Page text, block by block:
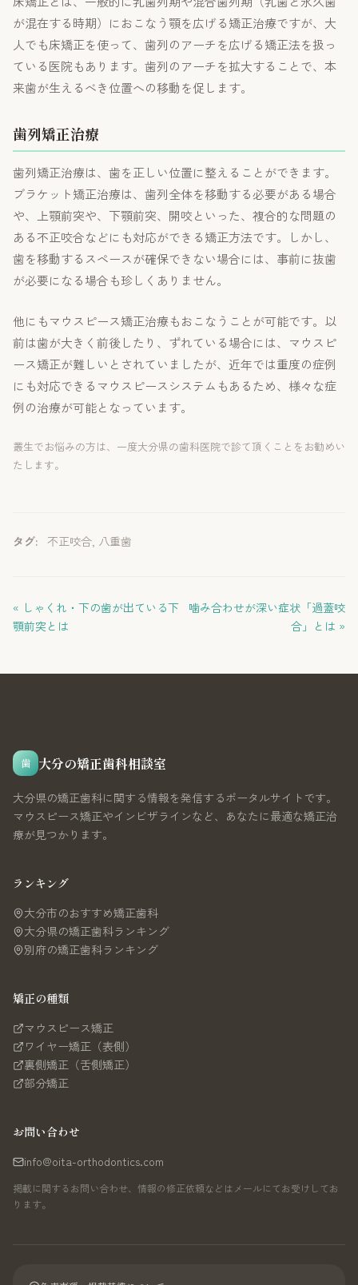
が混在する時期）におこなう顎を広げる矯正治療ですが、大
人でも床矯正を使って、歯列のアーチを広げる矯正法を扱っ
ている医院もあります。歯列のアーチを拡大することで、本
来歯が生えるべき位置への移動を促します。
歯列矯正治療
歯列矯正治療は、歯を正しい位置に整えることができます。
ブラケット矯正治療は、歯列全体を移動する必要がある場合
や、上顎前突や、下顎前突、開咬といった、複合的な問題の
ある不正咬合などにも対応ができる矯正方法です。しかし、
歯を移動するスペースが確保できない場合には、事前に抜歯
が必要になる場合も珍しくありません。
他にもマウスピース矯正治療もおこなうことが可能です。以
前は歯が大きく前後したり、ずれている場合には、マウスピ
ース矯正が難しいとされていましたが、近年では重度の症例
にも対応できるマウスピースシステムもあるため、様々な症
例の治療が可能となっています。
叢生でお悩みの方は、一度大分県の歯科医院で診て頂くことをお勧めい
たします。
タグ: 不正咬合, 八重歯
« しゃくれ・下の歯が出ている下
顎前突とは
噛み合わせが深い症状「過蓋咬
合」とは »
歯 大分の矯正歯科相談室
大分県の矯正歯科に関する情報を発信するポータルサイトです。
マウスピース矯正やインビザラインなど、あなたに最適な矯正治
療が見つかります。
ランキング
大分市のおすすめ矯正歯科
大分県の矯正歯科ランキング
別府の矯正歯科ランキング
矯正の種類
マウスピース矯正
ワイヤー矯正（表側）
裏側矯正（舌側矯正）
部分矯正
お問い合わせ
info@oita-orthodontics.com
掲載に関するお問い合わせ、情報の修正依頼などはメールにてお受けしてお
ります。